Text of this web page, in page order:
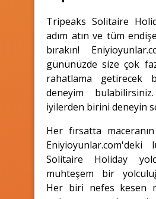
Tripeaks Solitaire
adım atın ve tüm
bırakın!
gününüzde size çok
rahatlama getirecek
deneyim
iyilerden birini deneyin
Her fırsatta
Eniyioyunlar.com'deki
Solitaire Holiday
muhteşem bir
Her biri nefes kesen